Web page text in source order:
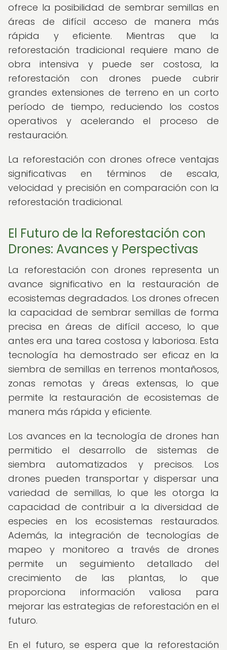
ofrece la posibilidad de sembrar semillas en
áreas de difícil acceso de manera más
rápida y eficiente. Mientras que la
reforestación tradicional requiere mano de
obra intensiva y puede ser costosa, la
reforestación con drones puede cubrir
grandes extensiones de terreno en un corto
período de tiempo, reduciendo los costos
operativos y acelerando el proceso de
restauración.
La reforestación con drones ofrece ventajas
significativas en términos de escala,
velocidad y precisión en comparación con la
reforestación tradicional.
El Futuro de la Reforestación con
Drones: Avances y Perspectivas
La reforestación con drones representa un
avance significativo en la restauración de
ecosistemas degradados. Los drones ofrecen
la capacidad de sembrar semillas de forma
precisa en áreas de difícil acceso, lo que
antes era una tarea costosa y laboriosa. Esta
tecnología ha demostrado ser eficaz en la
siembra de semillas en terrenos montañosos,
zonas remotas y áreas extensas, lo que
permite la restauración de ecosistemas de
manera más rápida y eficiente.
Los avances en la tecnología de drones han
permitido el desarrollo de sistemas de
siembra automatizados y precisos. Los
drones pueden transportar y dispersar una
variedad de semillas, lo que les otorga la
capacidad de contribuir a la diversidad de
especies en los ecosistemas restaurados.
Además, la integración de tecnologías de
mapeo y monitoreo a través de drones
permite un seguimiento detallado del
crecimiento de las plantas, lo que
proporciona información valiosa para
mejorar las estrategias de reforestación en el
futuro.
En el futuro, se espera que la reforestación